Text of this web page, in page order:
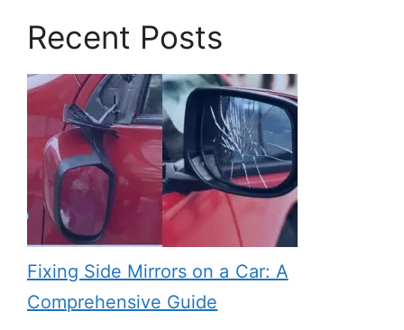
Recent Posts
Fixing Side Mirrors on a Car: A
Comprehensive Guide